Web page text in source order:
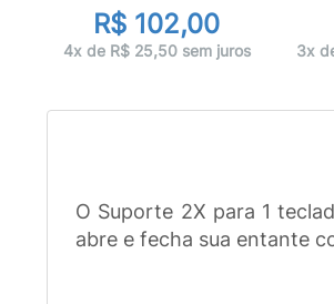
R$ 102,00
4x de R$ 25,50 sem juros 3x
O Suporte 2X para 1
abre e fecha sua entante